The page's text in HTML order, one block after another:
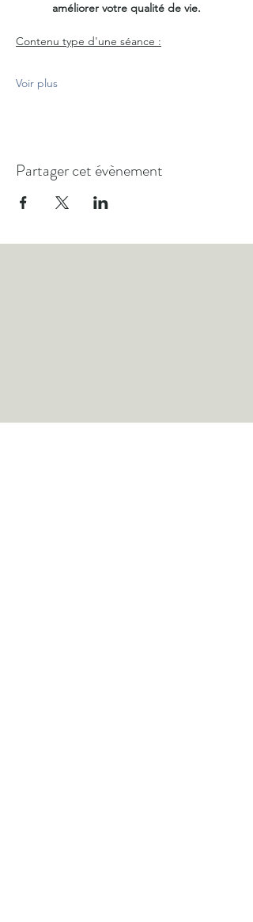
améliorer votre qualité de vie.
Contenu type d'une séance :
Voir plus
Partager cet évènement